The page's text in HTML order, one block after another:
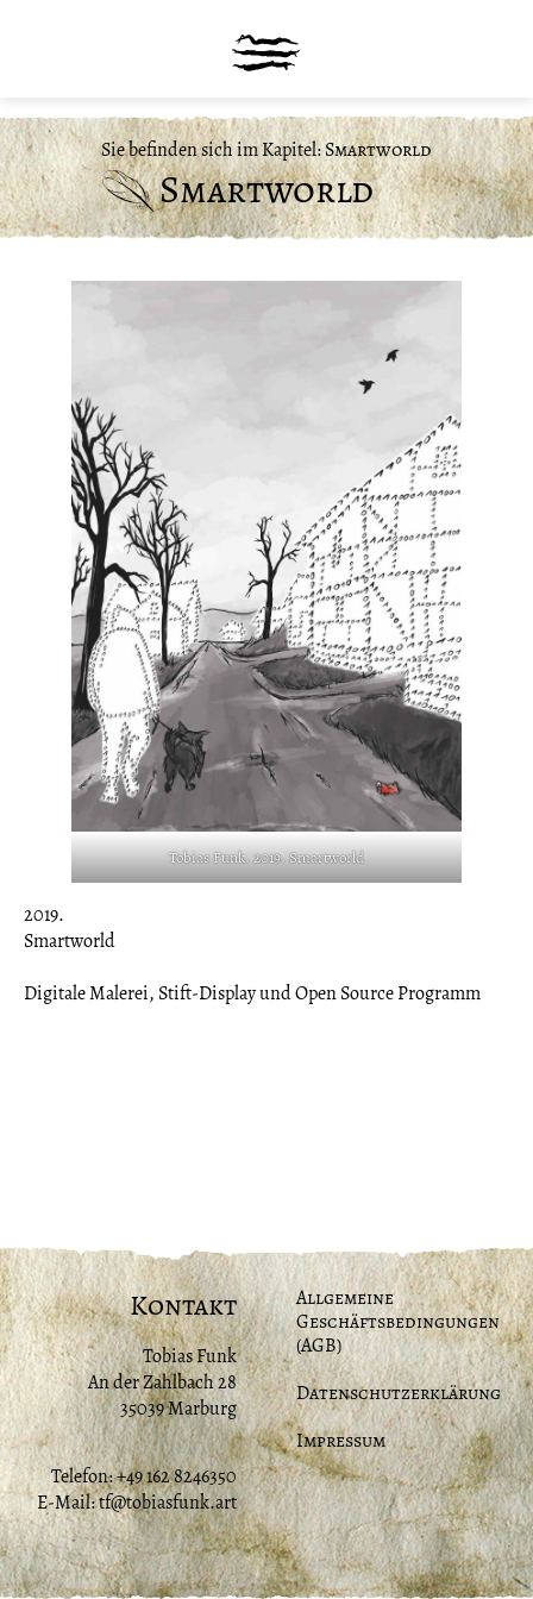
Sie befinden sich im Kapitel:Smartworld
Smartworld
Tobias Funk. 2019. Smartworld
2019.
Smartworld
Digitale Malerei, Stift-Display und Open Source Programm
Kontakt
Tobias Funk
An der Zahlbach 28
35039 Marburg
Telefon: +49 162 8246350
E-Mail:tf@tobiasfunk.art
Allgemeine
Geschäftsbedingungen
(AGB)
Datenschutzerklärung
Impressum